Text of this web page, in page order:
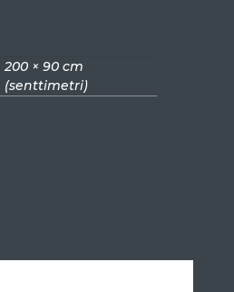
200 × 90 cm
(senttimetri)